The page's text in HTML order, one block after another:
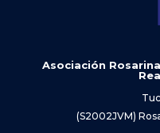
Asociación
(S2002JVM)